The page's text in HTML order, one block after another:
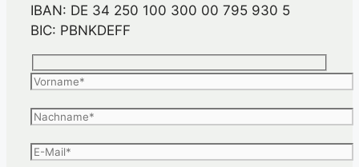
IBAN: DE 34 250 100 300 00 795 930 5
BIC: PBNKDEFF